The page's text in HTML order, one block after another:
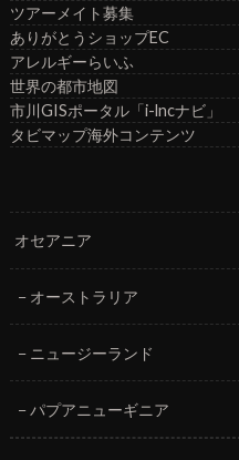
ツアーメイト募集
ありがとうショップEC
アレルギーらいふ
世界の都市地図
市川GISポータル「i-lncナビ」
タビマップ海外コンテンツ
オセアニア
オーストラリア
ニュージーランド
パプアニューギニア